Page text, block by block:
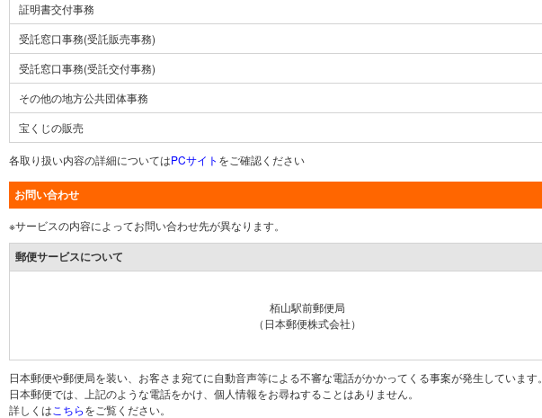
証明書交付事務
受託窓口事務(受託販売事務)
受託窓口事務(受託交付事務)
その他の地方公共団体事務
宝くじの販売
各取り扱い内容の詳細についてはPCサイト をご確認ください
お問い合わせ
※サービスの内容によってお問い合わせ先が異なります。
郵便サービスについて
栢山駅前郵便局
（日本郵便株式会社）
日本郵便や郵便局を装い、お客さま宛てに自動音声等による不審な電話がかかってくる事案が発生しています。
日本郵便では、上記のような電話をかけ、個人情報をお尋ねすることはありません。
詳しくは こちらをご覧ください。